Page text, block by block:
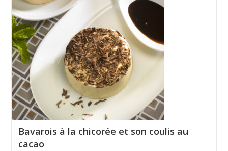
Bavarois à la chicorée et son coulis au
cacao